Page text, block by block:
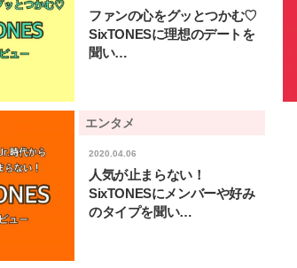
ファンの心をグッとつかむ♡
SixTONESに理想のデートを
聞い…
エンタメ
2020.04.06
人気が止まらない！
SixTONESにメンバーや好み
のタイプを聞い…